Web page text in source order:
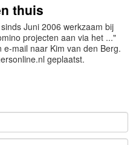
thuis
Juni 2006 werkzaam bij
projecten aan via het ..."
mail naar Kim van den Berg.
geplaatst.